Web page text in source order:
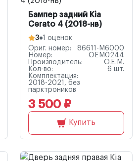
Бампер задний Kia
Cerato 4 (2018-нв)
3 1 оценок
Ориг. номер:
86611-M6000
Номер:
OEM0244
Производитель:
O.E.M.
Кол-во:
6 шт.
Комплектация:
2018-2021, без
парктроников
3 500 ₽
Купить